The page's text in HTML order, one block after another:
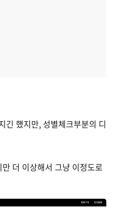
긴 했지만, 성별체크부분의 디
더 이상해서 그냥 이정도로